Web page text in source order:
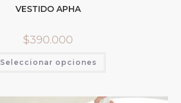
VESTIDO APHA
$390.000
Seleccionar opciones